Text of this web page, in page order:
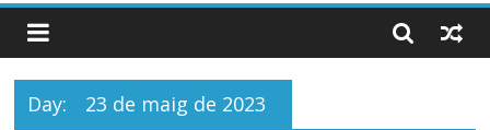
Day: 23 de maig de 2023